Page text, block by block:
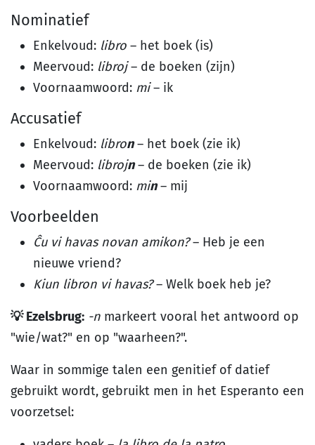
Nominatief
Enkelvoud: libro – het boek (is)
Meervoud: libroj– de boeken (zijn)
Voornaamwoord: mi– ik
Accusatief
Enkelvoud: libron– het boek (zie ik)
Meervoud: librojn– de boeken (zie ik)
Voornaamwoord: min– mij
Voorbeelden
Ĉu vi havas novan amikon?– Heb je een
nieuwe vriend?
Kiun libron vi havas?– Welk boek heb je?
💡 Ezelsbrug: -n markeert vooral het antwoord op
"wie/wat?" en op "waarheen?".
Waar in sommige talen een genitief of datief
gebruikt wordt, gebruikt men in het Esperanto een
voorzetsel: